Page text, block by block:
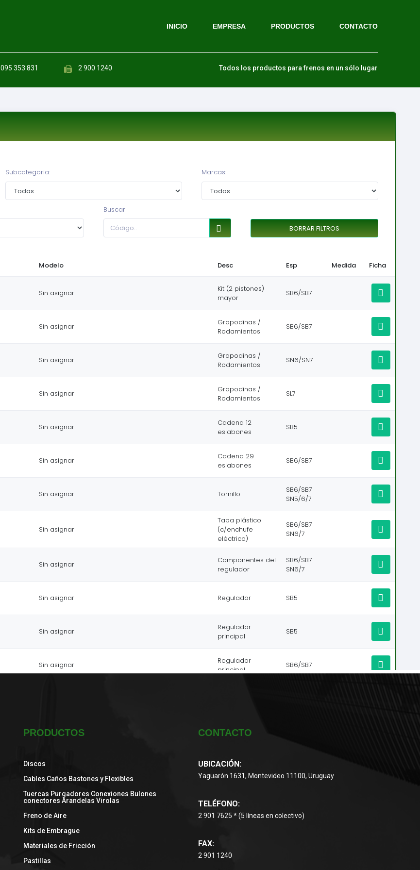
INICIO EMPRESA PRODUCTOS CONTACTO
095 353 831 2 900 1240 Todos los productos para frenos en un sólo lugar
PRODUCTOS
Discos
Cables Caños Bastones y Flexibles
Tuercas Purgadores Conexiones Bulones
conectores Arandelas Virolas
Freno de Aire
Kits de Embrague
Materiales de Fricción
Pastillas
CONTACTO
UBICACIÓN:
Yaguarón 1631, Montevideo 11100, Uruguay
TELÉFONO:
2 901 7625 * (5 líneas en colectivo)
FAX:
2 901 1240